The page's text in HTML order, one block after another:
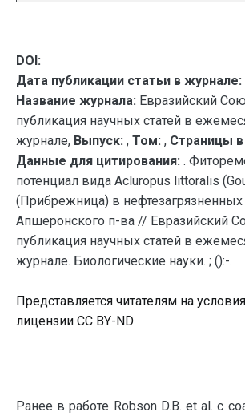
DOI:
Дата публикации статьи в журнале:
Название журнала: Евразийский
публикация научных статей в
журнале, Выпуск: , Том: , Страницы
Данные для цитирования: .
потенциал вида Acluropus littoralis
(Прибрежница) в нефтезагрязненных
Апшеронского п-ва // Евразийский
публикация научных статей в
журнале. Биологические науки. ; ():-.
Представляется читателям на
лицензии CC BY-ND
Ранее в работе Robson D.B. et al. с